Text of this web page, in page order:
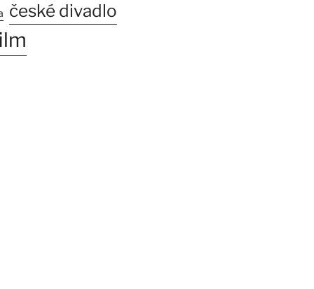
české divadlo